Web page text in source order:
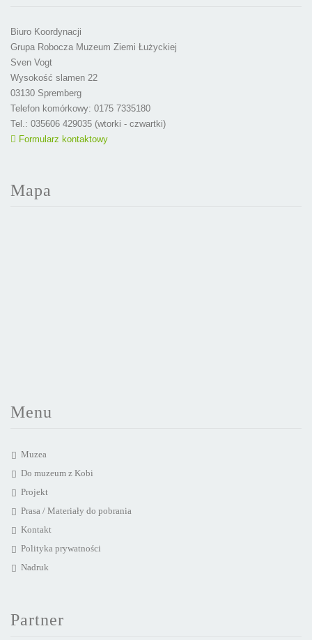
Biuro Koordynacji
Grupa Robocza Muzeum Ziemi Łużyckiej
Sven Vogt
Wysokość slamen 22
03130 Spremberg
Telefon komórkowy: 0175 7335180
Tel.: 035606 429035 (wtorki - czwartki)
Formularz kontaktowy
Mapa
Menu
Muzea
Do muzeum z Kobi
Projekt
Prasa / Materiały do pobrania
Kontakt
Polityka prywatności
Nadruk
Partner